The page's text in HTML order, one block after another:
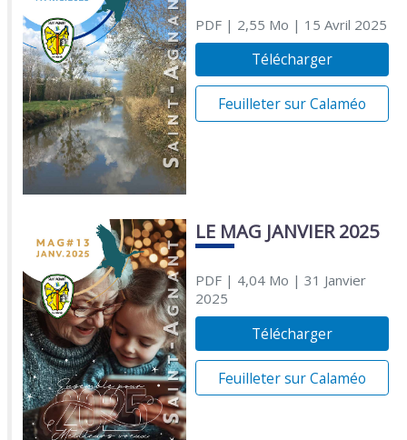
PDF| 2,55 Mo | 15 Avril 2025
Télécharger
Feuilleter sur Calaméo
LE MAG JANVIER 2025
PDF| 4,04 Mo | 31 Janvier
2025
Télécharger
Feuilleter sur Calaméo